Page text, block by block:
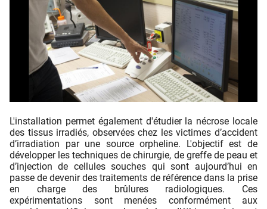
L'installation permet également d'étudier la nécrose locale
des tissus irradiés, observées chez les victimes d’accident
d’irradiation par une source orpheline. L'objectif est de
développer les techniques de chirurgie, de greffe de peau et
d’injection de cellules souches qui sont aujourd’hui en
passe de devenir des traitements de référence dans la prise
en charge des brûlures radiologiques. Ces
expérimentations sont menées conformément aux